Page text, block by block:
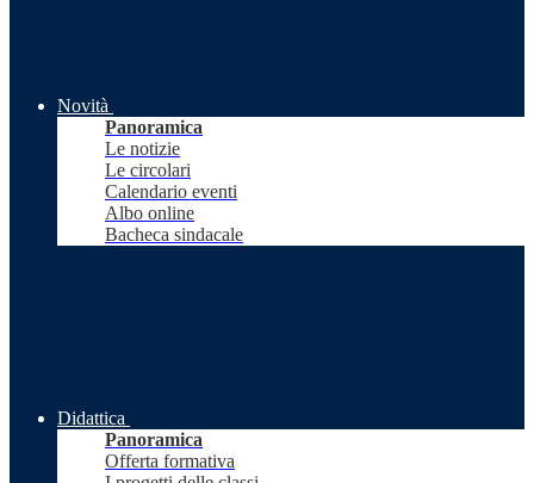
Novità
Panoramica
Le notizie
Le circolari
Calendario eventi
Albo online
Bacheca sindacale
Didattica
Panoramica
Offerta formativa